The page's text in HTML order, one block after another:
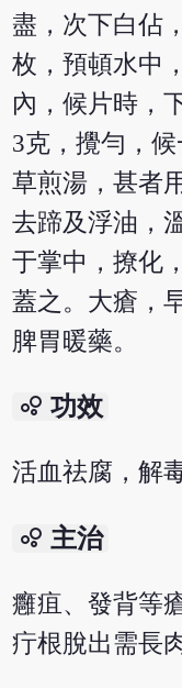
盡，次下白佔
枚，預頓水中
內，候片時，
3克，攪勻，
草煎湯，甚者
去蹄及浮油，
于掌中，撩化
蓋之。大瘡，
脾胃暖藥。
bubble_chart 功效
活血祛腐，解
bubble_chart 主治
癰疽、發背等
疔根脫出需長